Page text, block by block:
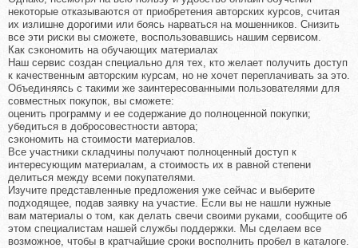
некоторые отказываются от приобретения авторских курсов, считая
их излишне дорогими или боясь нарваться на мошенников. Снизить
все эти риски вы сможете, воспользовавшись нашим сервисом.
Как сэкономить на обучающих материалах
Наш сервис создан специально для тех, кто желает получить доступ
к качественным авторским курсам, но не хочет переплачивать за это.
Объединяясь с такими же заинтересованными пользователями для
совместных покупок, вы сможете:
оценить программу и ее содержание до полноценной покупки;
убедиться в добросовестности автора;
сэкономить на стоимости материалов.
Все участники складчины получают полноценный доступ к
интересующим материалам, а стоимость их в равной степени
делиться между всеми покупателями.
Изучите представленные предложения уже сейчас и выберите
подходящее, подав заявку на участие. Если вы не нашли нужные
вам материалы о том, как делать свечи своими руками, сообщите об
этом специалистам нашей службы поддержки. Мы сделаем все
возможное, чтобы в кратчайшие сроки восполнить пробел в каталоге.